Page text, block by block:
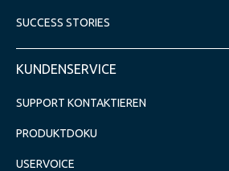
SUCCESS STORIES
KUNDENSERVICE
SUPPORT KONTAKTIEREN
PRODUKTDOKU
USERVOICE